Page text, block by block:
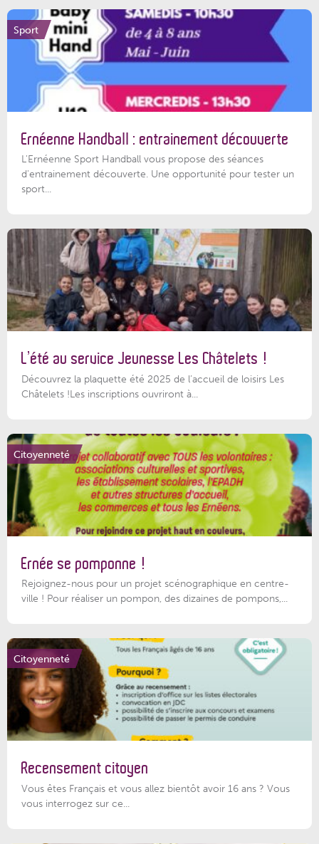
Sport
Ernéenne Handball : entrainement découverte
L'Ernéenne Sport Handball vous propose des séances
d'entrainement découverte. Une opportunité pour tester un
sport...
L’été au service Jeunesse Les Châtelets !
Découvrez la plaquette été 2025 de l’accueil de loisirs Les
Châtelets !Les inscriptions ouvriront à...
Citoyenneté
Ernée se pomponne !
Rejoignez-nous pour un projet scénographique en centre-
ville ! Pour réaliser un pompon, des dizaines de pompons,...
Citoyenneté
Recensement citoyen
Vous êtes Français et vous allez bientôt avoir 16 ans ? Vous
vous interrogez sur ce...